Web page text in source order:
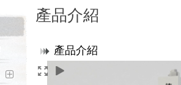
產品介紹
產品介紹